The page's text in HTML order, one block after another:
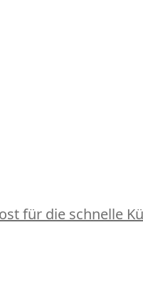
für die schnelle